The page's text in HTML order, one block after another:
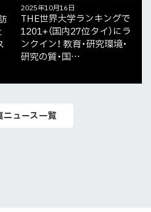
2025年10月16日
THE世界大学ランキングで
1201+（国内27位タイ）にラ
ンクイン！ 教育・研究環境・
研究の質・国…
ニュース一覧